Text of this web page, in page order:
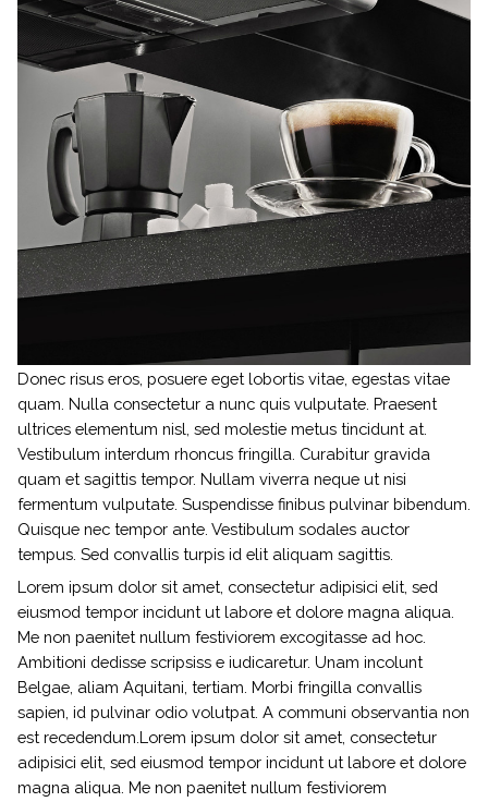
Donec risus eros, posuere eget lobortis vitae, egestas vitae
quam. Nulla consectetur a nunc quis vulputate. Praesent
ultrices elementum nisl, sed molestie metus tincidunt at.
Vestibulum interdum rhoncus fringilla. Curabitur gravida
quam et sagittis tempor. Nullam viverra neque ut nisi
fermentum vulputate. Suspendisse finibus pulvinar bibendum.
Quisque nec tempor ante. Vestibulum sodales auctor
tempus. Sed convallis turpis id elit aliquam sagittis.
Lorem ipsum dolor sit amet, consectetur adipisici elit, sed
eiusmod tempor incidunt ut labore et dolore magna aliqua.
Me non paenitet nullum festiviorem excogitasse ad hoc.
Ambitioni dedisse scripsiss e iudicaretur. Unam incolunt
Belgae, aliam Aquitani, tertiam. Morbi fringilla convallis
sapien, id pulvinar odio volutpat. A communi observantia non
est recedendum.Lorem ipsum dolor sit amet, consectetur
adipisici elit, sed eiusmod tempor incidunt ut labore et dolore
magna aliqua. Me non paenitet nullum festiviorem